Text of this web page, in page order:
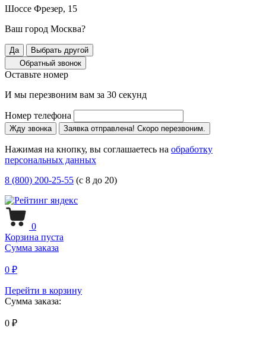
Шоссе Фрезер, 15
Ваш город Москва?
Да
Выбрать другой
Обратный звонок
Оставьте номер
И мы перезвоним вам за 30 секунд
Номер телефона
Жду звонка Заявка отправлена! Скоро перезвоним.
Нажимая на кнопку, вы соглашаетесь на обработку
персональных данных
8 (800) 200-25-55 (с 8 до 20)
0
Корзина пуста
Сумма заказа
0 ₽
Перейти в корзину
Сумма заказа:
0 ₽